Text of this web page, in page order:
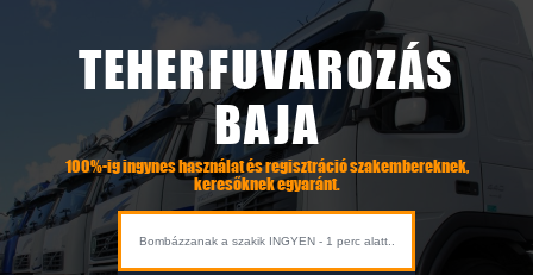
TEHERFUVAROZÁS
BAJA
100%-ig ingynes használat és regisztráció szakembereknek,
keresőknek egyaránt.